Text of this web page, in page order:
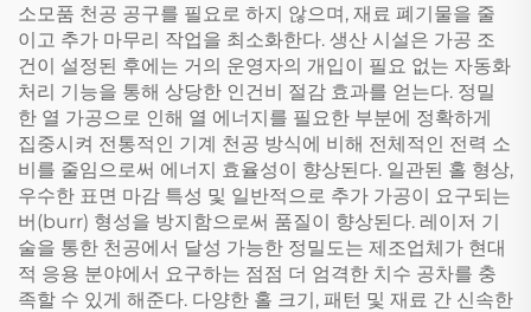
소모품 천공 공구를 필요로 하지 않으며, 재료 폐기물을 줄
이고 추가 마무리 작업을 최소화한다. 생산 시설은 가공 조
건이 설정된 후에는 거의 운영자의 개입이 필요 없는 자동화
처리 기능을 통해 상당한 인건비 절감 효과를 얻는다. 정밀
한 열 가공으로 인해 열 에너지를 필요한 부분에 정확하게
집중시켜 전통적인 기계 천공 방식에 비해 전체적인 전력 소
비를 줄임으로써 에너지 효율성이 향상된다. 일관된 홀 형상,
우수한 표면 마감 특성 및 일반적으로 추가 가공이 요구되는
버(burr) 형성을 방지함으로써 품질이 향상된다. 레이저 기
술을 통한 천공에서 달성 가능한 정밀도는 제조업체가 현대
적 응용 분야에서 요구하는 점점 더 엄격한 치수 공차를 충
족할 수 있게 해준다. 다양한 홀 크기, 패턴 및 재료 간 신속한